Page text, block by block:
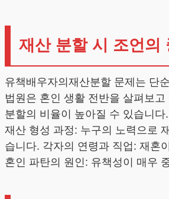
재산 분할 시 조언의
유책배우자의재산분할 문제는 단
법원은 혼인 생활 전반을 살펴보
분할의 비율이 높아질 수 있습니다.
재산 형성 과정: 누구의 노력으로
습니다. 각자의 연령과 직업: 재혼
혼인 파탄의 원인: 유책성이 매우